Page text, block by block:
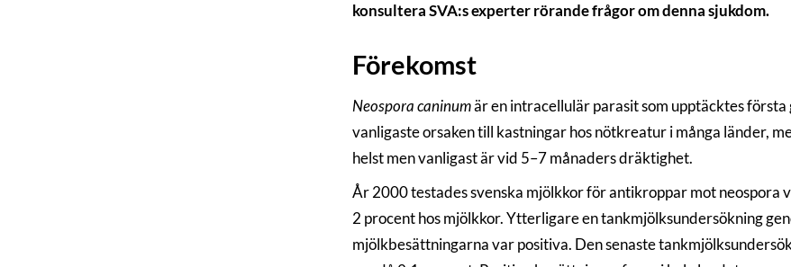
konsultera SVA:s experter rörande frågor om denna sjukdom.
Förekomst
Neospora caninumär en intracellulär parasit som upptäcktes
vanligaste orsaken till kastningar hos nötkreatur i många länder,
helst men vanligast är vid 5–7 månaders dräktighet.
År 2000 testades svenska mjölkkor för antikroppar mot neospora
2 procent hos mjölkkor. Ytterligare en tankmjölksundersökning
mjölkbesättningarna var positiva. Den senaste